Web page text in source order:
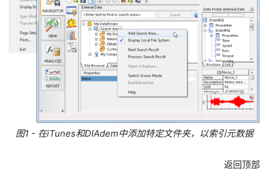
图1 - 在iTunes和DIAdem中添加特定文件夹，以索引元数据
返回顶部